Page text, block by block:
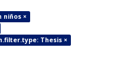
niños ×
Thesis ×